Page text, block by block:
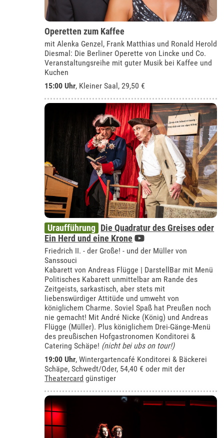
Operetten zum Kaffee
mit Alenka Genzel, Frank Matthias und Ronald Herold
Diesmal: Die Berliner Operette von Lincke und Co.
Veranstaltungsreihe mit guter Musik bei Kaffee und
Kuchen
15:00 Uhr, Kleiner Saal, 29,50 €
Uraufführung Die Quadratur des Greises oder
Ein Herd und eine Krone
Friedrich II. - der Große! - und der Müller von
Sanssouci
Kabarett von Andreas Flügge | DarstellBar mit Menü
Politisches Kabarett unmittelbar am Rande des
Zeitgeists, sarkastisch, aber stets mit
liebenswürdiger Attitüde und umweht von
königlichem Charme. Soviel Spaß hat Preußen noch
nie gemacht! Mit André Nicke (König) und Andreas
Flügge (Müller). Plus königlichem Drei-Gänge-Menü
des preußischen Hofgastronomen Konditorei &
Catering Schäpe! (nicht bei ubs on tour!)
19:00 Uhr,Wintergartencafé Konditorei & Bäckerei
Schäpe, Schwedt/Oder, 54,40 € oder mit der
Theatercard günstiger